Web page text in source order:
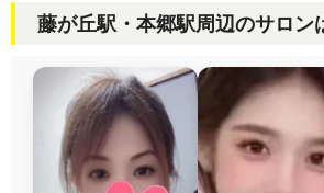
藤が丘駅・本郷駅周辺のサロン